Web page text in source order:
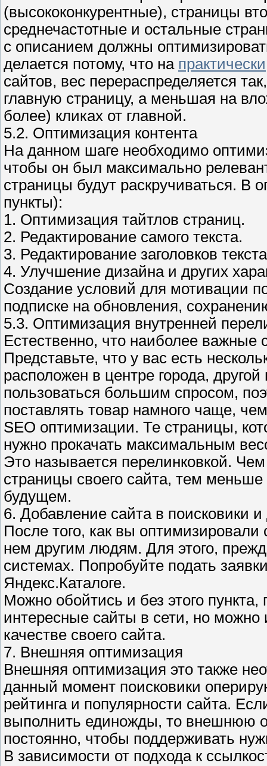
(высококонкурентные), страницы
среднечастотные и остальные
с описанием должны
делается потому, что на практически
сайтов, вес перераспределяется
главную страницу, а меньшая на
более) кликах от главной.
5.2. Оптимизация контента
На данном шаге необходимо
чтобы он был максимально
страницы будут раскручиваться. В
пункты):
1. Оптимизация тайтлов страниц.
2. Редактирование самого текста.
3. Редактирование заголовков
4. Улучшение дизайна и других
Создание условий для мотивации
подписке на обновления,
5.3. Оптимизация внутренней
Естественно, что наиболее
Представьте, что у вас есть
расположен в центре города,
пользоваться большим спросом,
поставлять товар намного чаще,
SEO оптимизации. Те страницы,
нужно прокачать максимальным
Это называется перелинковкой.
страницы своего сайта, тем
будущем.
6. Добавление сайта в поисковики
После того, как вы оптимизировали
нем другим людям. Для этого,
системах. Попробуйте подать
Яндекс.Каталоге.
Можно обойтись и без этого
интересные сайты в сети, но можно
качестве своего сайта.
7. Внешняя оптимизация
Внешняя оптимизация это также
данный момент поисковики
рейтинга и популярности сайта.
выполнить единожды, то внешнюю
постоянно, чтобы поддерживать
В зависимости от подхода к